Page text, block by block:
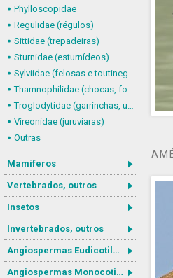
Phylloscopidae
Regulidae (régulos)
Sittidae (trepadeiras)
Sturnidae (esturnídeos)
Sylviidae (felosas e toutinegras)
Thamnophilidae (chocas, formigueiros, chororós e afins)
Troglodytidae (garrinchas, uirapurus e afins)
Vireonidae (juruviaras)
Outras
Mamíferos
Vertebrados, outros
Insetos
Invertebrados, outros
Angiospermas Eudicotiledôneas
Angiospermas Monocotiledôneas